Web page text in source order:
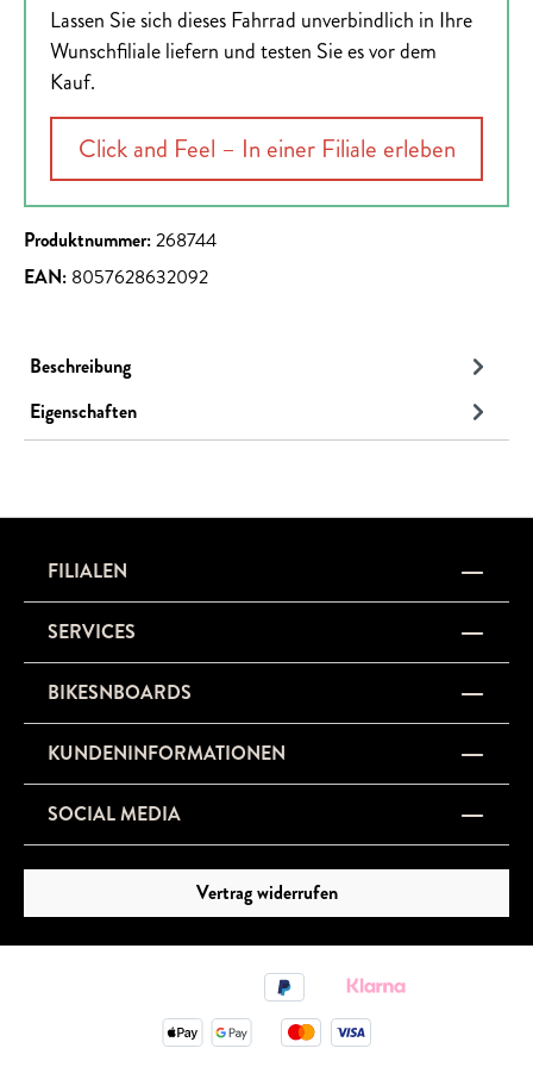
Lassen Sie sich dieses Fahrrad unverbindlich in Ihre
Wunschfiliale liefern und testen Sie es vor dem
Kauf.
Click and Feel – In einer Filiale erleben
Produktnummer:268744
EAN: 8057628632092
Beschreibung
Eigenschaften
FILIALEN
SERVICES
BIKESNBOARDS
KUNDENINFORMATIONEN
SOCIAL MEDIA
Vertrag widerrufen